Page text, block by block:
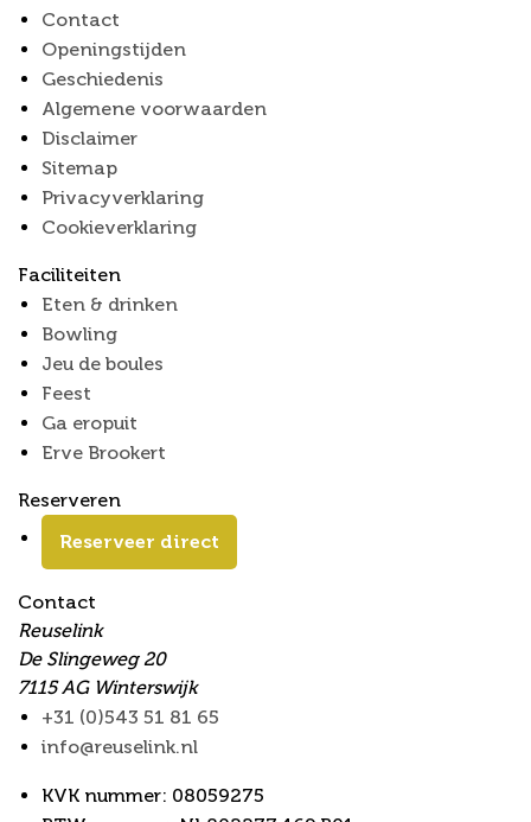
Contact
Openingstijden
Geschiedenis
Algemene voorwaarden
Disclaimer
Sitemap
Privacyverklaring
Cookieverklaring
Faciliteiten
Eten & drinken
Bowling
Jeu de boules
Feest
Ga eropuit
Erve Brookert
Reserveren
Reserveer direct
Contact
Reuselink
De Slingeweg 20
7115 AG Winterswijk
+31 (0)543 51 81 65
info@reuselink.nl
KVK nummer: 08059275